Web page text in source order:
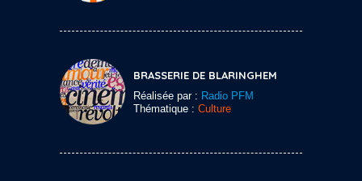
BRASSERIE DE BLARINGHEM
Réalisée par : Radio PFM
Thématique : Culture